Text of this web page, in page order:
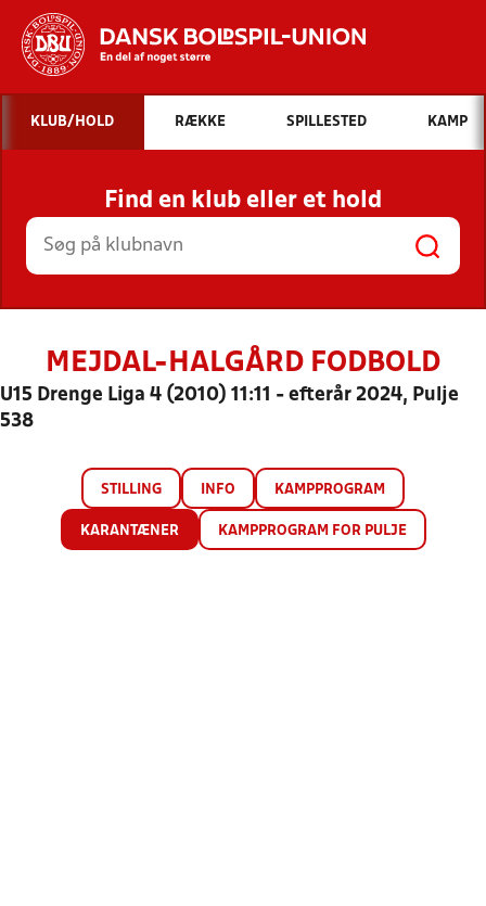
Hvad vil du søge efter?
INDHOLD OG NYHEDER
STILLINGER, RESULTATER, KLUBBER OG
HOLD
KLUB/HOLD RÆKKE SPILLESTED KAMP
Find en klub eller et hold
MEJDAL-HALGÅRD FODBOLD
U15 Drenge Liga 4 (2010) 11:11 - efterår 2024, Pulje
538
STILLING INFO KAMPPROGRAM
KARANTÆNER KAMPPROGRAM FOR PULJE